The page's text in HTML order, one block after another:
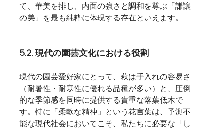
て、華美を排し、内面の強さと調和を尊ぶ「謙譲
の美」を最も純粋に体現する存在といえます。
5.2. 現代の園芸文化における役割
現代の園芸愛好家にとって、萩は手入れの容易さ
（耐暑性・耐寒性に優れる品種が多い）と、圧倒
的な季節感を同時に提供する貴重な落葉低木で
す。特に「柔軟な精神」という花言葉は、予測不
能な現代社会においてこそ、私たちに必要な「し